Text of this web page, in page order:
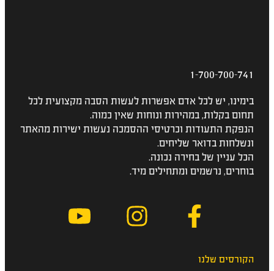
1-700-700-741
בימינו, יש לכל אדם אפשרות לעשות הסבה מקצועית לכל
תחום בקלות, במהירות ונוחות שאין כמוה.
הנפקת התעודות וכרטיסי ההסמכה נעשות ישירות מהאתר
ונשלחות בדואר שליחים.
הכל עניין של בחירה נכונה.
בוחרים, נרשמים ומתחילים מיד.
הקורסים שלנו